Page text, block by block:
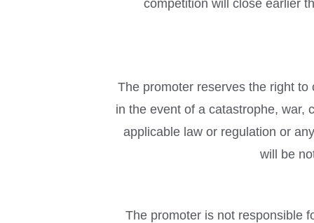
competition will close earlier
The promoter reserves the right
in the event of a catastrophe, war,
applicable law or regulation or
will be
The promoter is not responsible